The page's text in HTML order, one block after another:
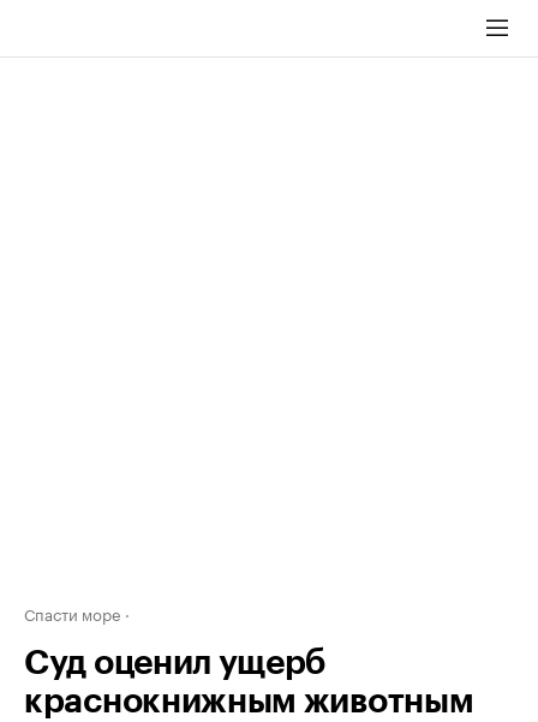
Спасти море
Суд оценил ущерб
краснокнижным животным